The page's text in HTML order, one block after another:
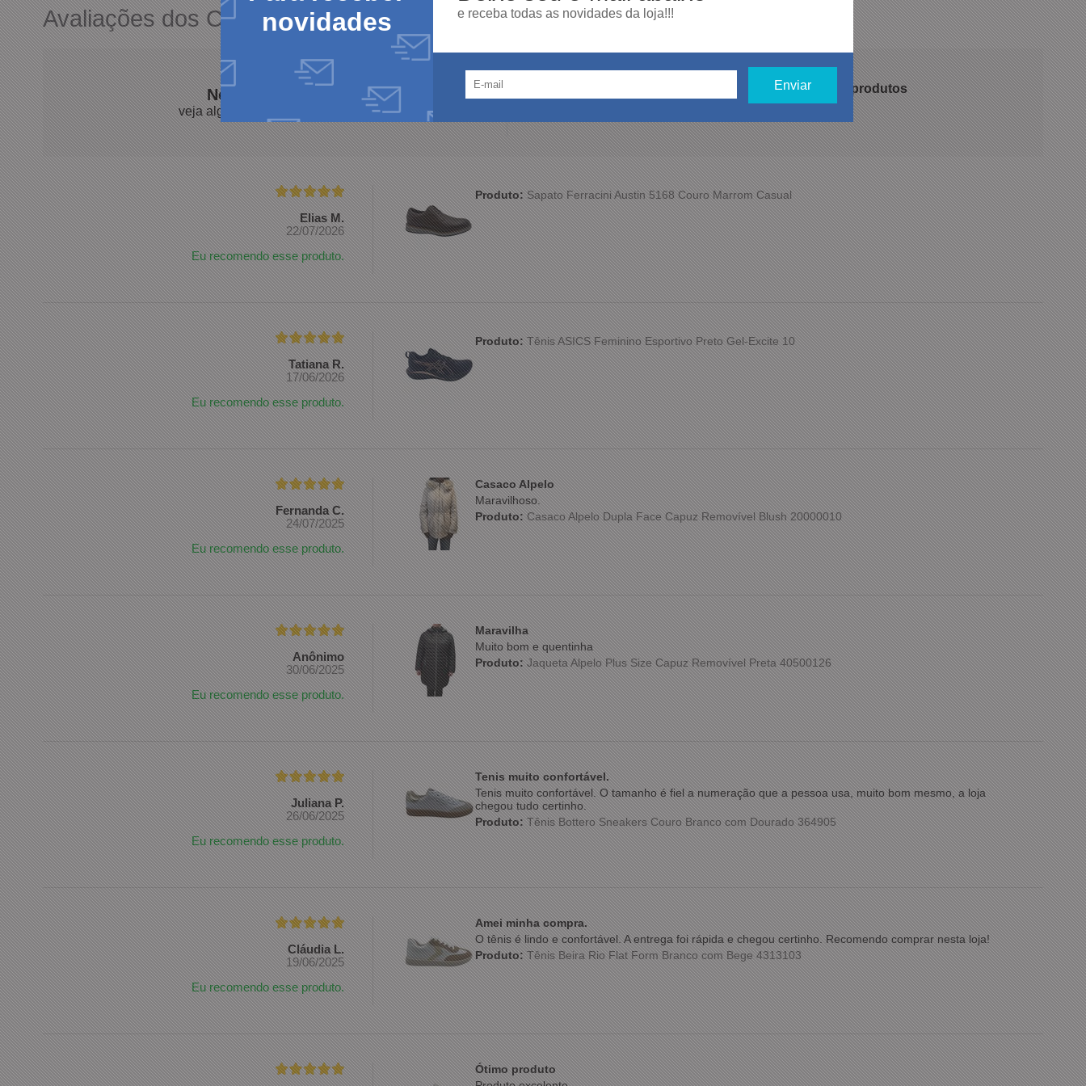
novidades
e receba todas as novidades da loja!!!
Avaliações dos Clientes
Nossos clientes falam por nós!
veja algumas avaliações de produtos da nossa loja. 100% dos clientes recomendam nossos produtos
Elias M.
22/07/2026
Eu recomendo esse produto.
Produto:Sapato Ferracini Austin 5168 Couro Marrom Casual
Tatiana R.
17/06/2026
Eu recomendo esse produto.
Produto:Tênis ASICS Feminino Esportivo Preto Gel-Excite 10
Fernanda C.
24/07/2025
Eu recomendo esse produto.
Casaco Alpelo
Maravilhoso.
Produto:Casaco Alpelo Dupla Face Capuz Removível Blush 20000010
Anônimo
30/06/2025
Eu recomendo esse produto.
Maravilha
Muito bom e quentinha
Produto:Jaqueta Alpelo Plus Size Capuz Removível Preta 40500126
Juliana P.
26/06/2025
Eu recomendo esse produto.
Tenis muito confortável.
Tenis muito confortável. O tamanho é fiel a numeração que a pessoa usa, muito bom mesmo, a loja
chegou tudo certinho.
Produto:Tênis Bottero Sneakers Couro Branco com Dourado 364905
Cláudia L.
19/06/2025
Eu recomendo esse produto.
Amei minha compra.
O tênis é lindo e confortável. A entrega foi rápida e chegou certinho. Recomendo comprar nesta loja!
Produto:Tênis Beira Rio Flat Form Branco com Bege 4313103
Ótimo produto